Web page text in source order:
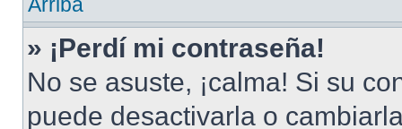
» ¡Perdí mi contraseña!
No se asuste, ¡calma! Si su
puede desactivarla o